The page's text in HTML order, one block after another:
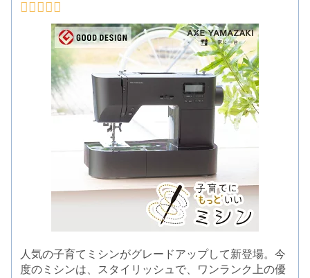
人気の子育てミシンがグレードアップして新登場。今
度のミシンは、スタイリッシュで、ワンランク上の優